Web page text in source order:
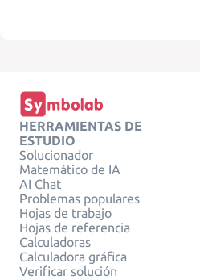
HERRAMIENTAS DE
ESTUDIO
Solucionador
Matemático de IA
AI Chat
Problemas populares
Hojas de trabajo
Hojas de referencia
Calculadoras
Calculadora gráfica
Verificar solución